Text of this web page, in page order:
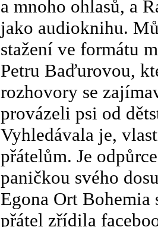
a mnoho ohlasů, a
jako audioknihu.
stažení ve formátu
Petru Baďurovou,
rozhovory se
provázeli psi od
Vyhledávala je,
přátelům. Je
paničkou svého
Egona Ort Bohemia
přátel zřídila